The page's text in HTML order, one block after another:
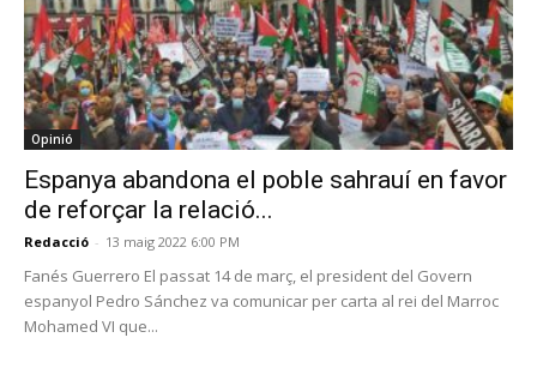
Opinió
Espanya abandona el poble sahrauí en favor
de reforçar la relació...
Redacció - 13 maig 2022 6:00 PM
Fanés Guerrero El passat 14 de març, el president del Govern
espanyol Pedro Sánchez va comunicar per carta al rei del Marroc
Mohamed VI que...